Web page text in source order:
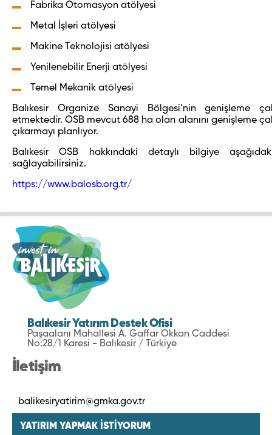
Fabrika Otomasyon atölyesi
Metal İşleri atölyesi
Makine Teknolojisi atölyesi
Yenilenebilir Enerji atölyesi
Temel Mekanik atölyesi
Balıkesir Organize Sanayi Bölgesi’nin genişleme
etmektedir. OSB mevcut 688 ha olan alanını genişleme
çıkarmayı planlıyor.
Balıkesir OSB hakkındaki detaylı bilgiye
sağlayabilirsiniz.
https://www.balosb.org.tr/
Balıkesir Yatırım Destek Ofisi
Paşaalanı Mahallesi A. Gaffar Okkan Caddesi
No:28/1 Karesi - Balıkesir / Türkiye
İletişim
balikesiryatirim@gmka.gov.tr
YATIRIM YAPMAK İSTİYORUM